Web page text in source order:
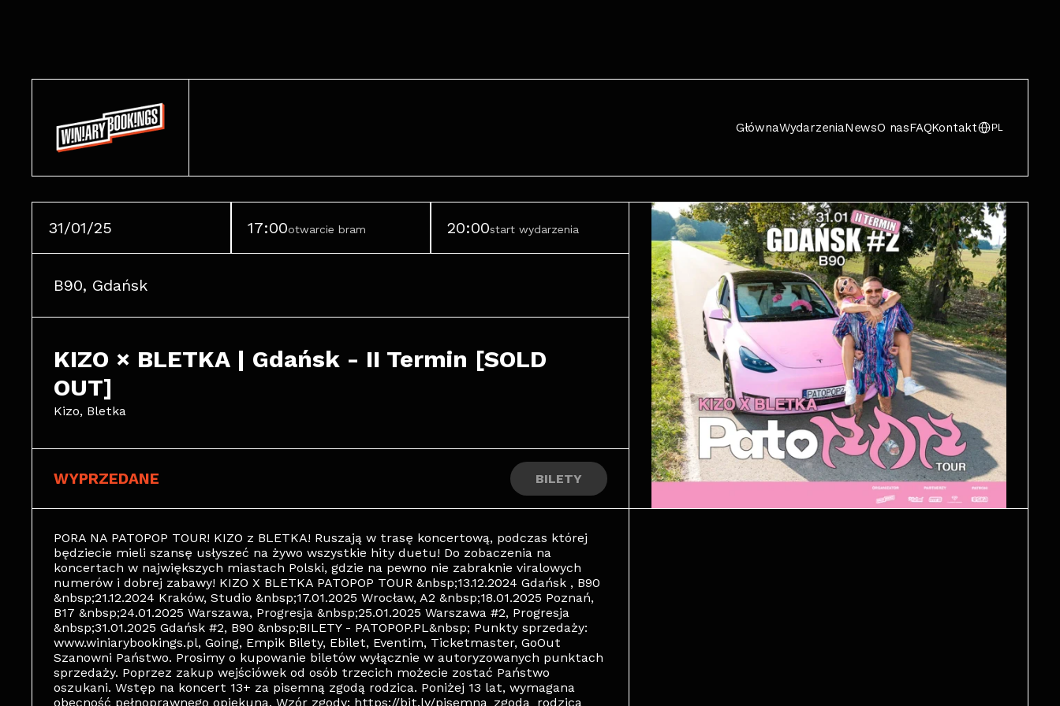
GłównaWydarzeniaNewsO nasFAQKontakt PL
31/01/25 17:00otwarcie bram 20:00start wydarzenia
B90, Gdańsk
KIZO × BLETKA | Gdańsk - II Termin [SOLD
OUT]
Kizo, Bletka
WYPRZEDANE BILETY
PORA NA PATOPOP TOUR! KIZO z BLETKA! Ruszają w trasę koncertową, podczas której
będziecie mieli szansę usłyszeć na żywo wszystkie hity duetu! Do zobaczenia na
koncertach w największych miastach Polski, gdzie na pewno nie zabraknie viralowych
numerów i dobrej zabawy! KIZO X BLETKA PATOPOP TOUR &nbsp;13.12.2024 Gdańsk , B90
&nbsp;21.12.2024 Kraków, Studio &nbsp;17.01.2025 Wrocław, A2 &nbsp;18.01.2025 Poznań,
B17 &nbsp;24.01.2025 Warszawa, Progresja &nbsp;25.01.2025 Warszawa #2, Progresja
&nbsp;31.01.2025 Gdańsk #2, B90 &nbsp;BILETY - PATOPOP.PL&nbsp; Punkty sprzedaży:
www.winiarybookings.pl, Going, Empik Bilety, Ebilet, Eventim, Ticketmaster, GoOut
Szanowni Państwo. Prosimy o kupowanie biletów wyłącznie w autoryzowanych punktach
sprzedaży. Poprzez zakup wejściówek od osób trzecich możecie zostać Państwo
oszukani. Wstęp na koncert 13+ za pisemną zgodą rodzica. Poniżej 13 lat, wymagana
obecność pełnoprawnego opiekuna. Wzór zgody: https://bit.ly/pisemna_zgoda_rodzica